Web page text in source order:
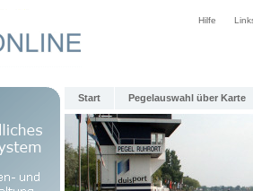
Hilfe
Start Pegelauswahl über Karte